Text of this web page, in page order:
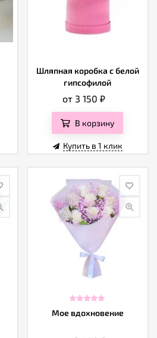
Шляпная коробка с белой
гипсофилой
от 3 150₽
В корзину
Купить в 1 клик
Мое вдохновение